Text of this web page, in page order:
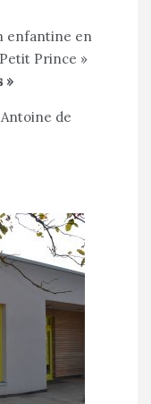
enfantine en
Prince »
»
de